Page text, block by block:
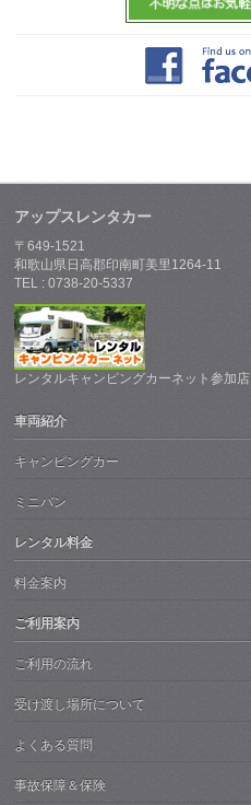
アップスレンタカー
〒649-1521
和歌山県日高郡印南町美里1264-11
TEL : 0738-20-5337
レンタルキャンピングカーネット参加店
車両紹介
キャンピングカー
ミニバン
レンタル料金
料金案内
ご利用案内
ご利用の流れ
受け渡し場所について
よくある質問
事故保障＆保険